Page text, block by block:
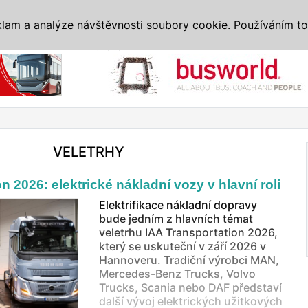
VELETRHY
2026: elektrické nákladní vozy v hlavní roli
Elektrifikace nákladní dopravy
bude jedním z hlavních témat
veletrhu IAA Transportation 2026,
který se uskuteční v září 2026 v
Hannoveru. Tradiční výrobci MAN,
Mercedes-Benz Trucks, Volvo
Trucks, Scania nebo DAF představí
další vývoj elektrických užitkových
a analýze návštěvnosti soubory cookie. Používáním